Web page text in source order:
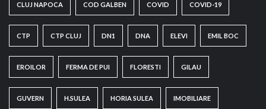
CLUJ NAPOCA COD GALBEN COVID COVID-19
CTP CTP CLUJ DN1 DNA ELEVI EMIL BOC
EROILOR FERMA DE PUI FLORESTI GILAU
GUVERN H.SULEA HORIA SULEA IMOBILIARE